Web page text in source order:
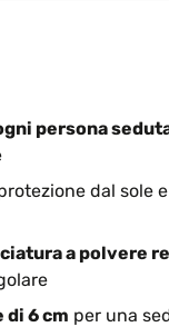
persona
dal sole
a polvere
di 6 cm per una